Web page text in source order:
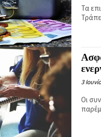
Τα
3
Οι